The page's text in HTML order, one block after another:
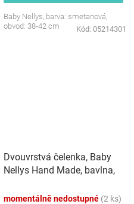
Baby Nellys, barva: smetanová,
obvod: 38-42 cm
Kód: 05214301
Dvouvrstvá čelenka, Baby
Nellys Hand Made, bavlna,
růžová, 80/98
momentálně nedostupné (2 ks)